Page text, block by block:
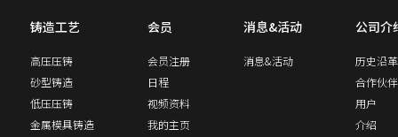
铸造工艺
高压压铸
砂型铸造
低压压铸
金属模具铸造
会员
会员注册
日程
视频资料
我的主页
消息&活动
消息&活动
公司介
历史沿革
合作伙伴
用户
介绍